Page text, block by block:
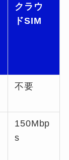
クラウ
ドSIM
不要
150Mbp
s